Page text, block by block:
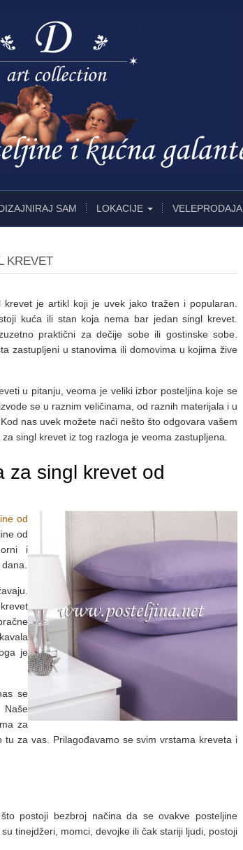
SAM LOKACIJE VELEPRODAJA
KREVET
krevet je artikl koji je uvek jako tražen i popularan.
kuća ili stan koja nema bar jedan singl krevet.
praktični za dečije sobe ili gostinske sobe.
zastupljeni u stanovima ili domovima u kojima žive
u pitanju, veoma je veliki izbor posteljina koje se
se u raznim veličinama, od raznih materijala i u
nas uvek možete naći nešto što odgovara vašem
singl krevet iz tog razloga je veoma zastupljena.
za singl krevet od
od
od
i
je
se
za
za vas. Prilagođavamo se svim vrstama kreveta i
postoji bezbroj načina da se ovakve posteljine
tinejdžeri, momci, devojke ili čak stariji ljudi, postoji